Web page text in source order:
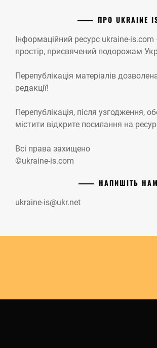
ПРО UKRAINE
Інформаційний ресурс ukraine-is.com
простір, присвячений подорожам
Перепублікація матеріалів
редакції!
Перепублікація, після узгодження,
містити відкрите посилання на
Всі права захищено
©ukraine-is.com
НАПИШІТЬ НАМ
ukraine-is@ukr.net